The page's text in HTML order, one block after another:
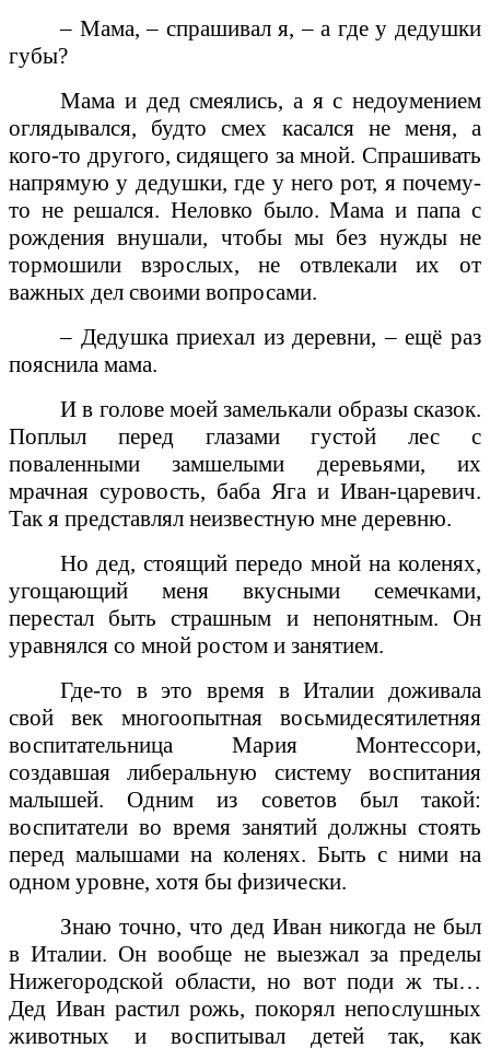
– Мама, – спрашивал я, – а где у дедушки
губы?
Мама и дед смеялись, а я с недоумением
оглядывался, будто смех касался не меня, а
кого-то другого, сидящего за мной. Спрашивать
напрямую у дедушки, где у него рот, я почему-
то не решался. Неловко было. Мама и папа с
рождения внушали, чтобы мы без нужды не
тормошили взрослых, не отвлекали их от
важных дел своими вопросами.
– Дедушка приехал из деревни, – ещё раз
пояснила мама.
И в голове моей замелькали образы сказок.
Поплыл перед глазами густой лес с
поваленными замшелыми деревьями, их
мрачная суровость, баба Яга и Иван-царевич.
Так я представлял неизвестную мне деревню.
Но дед, стоящий передо мной на коленях,
угощающий меня вкусными семечками,
перестал быть страшным и непонятным. Он
уравнялся со мной ростом и занятием.
Где-то в это время в Италии доживала
свой век многоопытная восьмидесятилетняя
воспитательница Мария Монтессори,
создавшая либеральную систему воспитания
малышей. Одним из советов был такой:
воспитатели во время занятий должны стоять
перед малышами на коленях. Быть с ними на
одном уровне, хотя бы физически.
Знаю точно, что дед Иван никогда не был
в Италии. Он вообще не выезжал за пределы
Нижегородской области, но вот поди ж ты…
Дед Иван растил рожь, покорял непослушных
животных и воспитывал детей так, как